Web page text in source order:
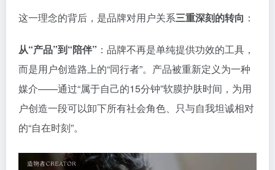
这一理念的背后，是品牌对用户关系三重深刻的转向 ：
从“产品”到“陪伴” ：品牌不再是单纯提供功效的工具，
而是用户创造路上的“同行者”。产品被重新定义为一种
媒介——通过“属于自己的15分钟”软膜护肤时间，为用
户创造一段可以卸下所有社会角色、只与自我坦诚相对
的“自在时刻”。